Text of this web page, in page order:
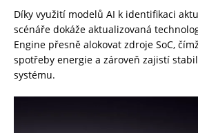
Díky využití modelů AI k identifikaci
scénáře dokáže aktualizovaná
Engine přesně alokovat zdroje SoC,
spotřeby energie a zároveň zajistí
systému.